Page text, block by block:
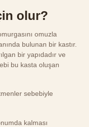
olur?
omuzla
bulunan bir kastır.
bir yapıdadır ve
bu kasta oluşan
sebebiyle
kalması